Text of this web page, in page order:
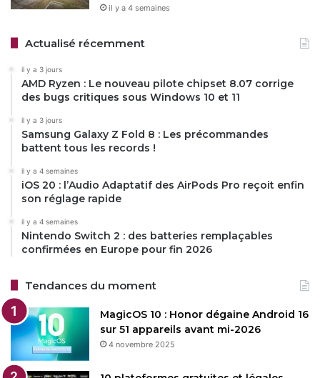
il y a 4 semaines
Actualisé récemment
il y a 3 jours
AMD Ryzen : Le nouveau pilote chipset 8.07 corrige
des bugs critiques sous Windows 10 et 11
il y a 3 jours
Samsung Galaxy Z Fold 8 : Les précommandes
battent tous les records !
il y a 4 semaines
iOS 20 : l’Audio Adaptatif des AirPods Pro reçoit enfin
son réglage rapide
il y a 4 semaines
Nintendo Switch 2 : des batteries remplaçables
confirmées en Europe pour fin 2026
Tendances du moment
MagicOS 10 : Honor dégaine Android 16
sur 51 appareils avant mi-2026
4 novembre 2025